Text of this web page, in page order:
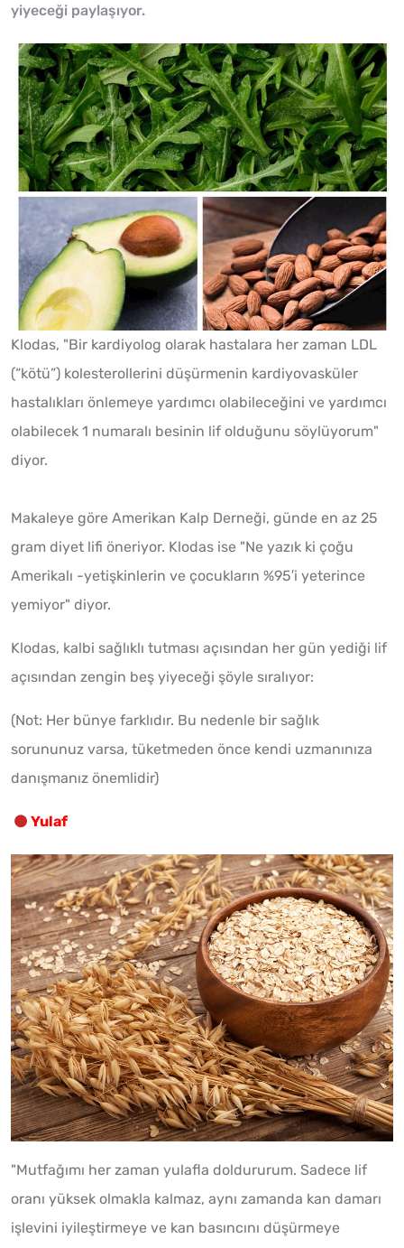
yiyeceği paylaşıyor.
Klodas, "Bir kardiyolog olarak hastalara her zaman LDL
(“kötü”) kolesterollerini düşürmenin kardiyovasküler
hastalıkları önlemeye yardımcı olabileceğini ve yardımcı
olabilecek 1 numaralı besinin lif olduğunu söylüyorum"
diyor.
Makaleye göre Amerikan Kalp Derneği, günde en az 25
gram diyet lifi öneriyor. Klodas ise "Ne yazık ki çoğu
Amerikalı -yetişkinlerin ve çocukların %95′i yeterince
yemiyor" diyor.
Klodas, kalbi sağlıklı tutması açısından her gün yediği lif
açısından zengin beş yiyeceği şöyle sıralıyor:
(Not: Her bünye farklıdır. Bu nedenle bir sağlık
sorununuz varsa, tüketmeden önce kendi uzmanınıza
danışmanız önemlidir)
Yulaf
"Mutfağımı her zaman yulafla doldururum. Sadece lif
oranı yüksek olmakla kalmaz, aynı zamanda kan damarı
işlevini iyileştirmeye ve kan basıncını düşürmeye